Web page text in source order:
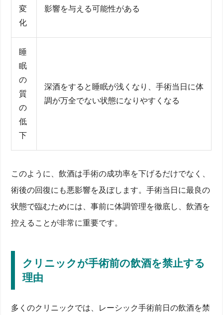
変
化
影響を与える可能性がある
睡
眠
の
質
の
低
下
深酒をすると睡眠が浅くなり、手術当日に体
調が万全でない状態になりやすくなる
このように、飲酒は手術の成功率を下げるだけでなく、
術後の回復にも悪影響を及ぼします。手術当日に最良の
状態で臨むためには、事前に体調管理を徹底し、飲酒を
控えることが非常に重要です。
クリニックが手術前の飲酒を禁止する
理由
多くのクリニックでは、レーシック手術前日の飲酒を禁